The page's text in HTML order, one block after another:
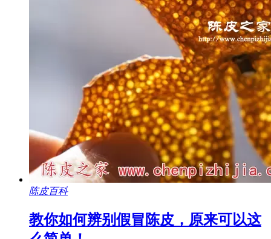
陈皮百科
教你如何辨别假冒陈皮，原来可以这